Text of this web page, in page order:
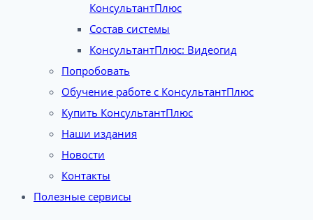
КонсультантПлюс
Состав системы
КонсультантПлюс: Видеогид
Попробовать
Обучение работе с КонсультантПлюс
Купить КонсультантПлюс
Наши издания
Новости
Контакты
Полезные сервисы